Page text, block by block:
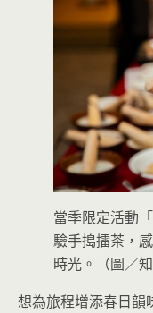
當季限定活動
驗手搗擂茶，
時光。（圖／
想為旅程增添春日韻